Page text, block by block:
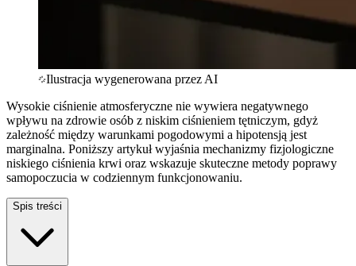
Ilustracja wygenerowana przez AI
Wysokie ciśnienie atmosferyczne nie wywiera negatywnego
wpływu na zdrowie osób z niskim ciśnieniem tętniczym, gdyż
zależność między warunkami pogodowymi a hipotensją jest
marginalna. Poniższy artykuł wyjaśnia mechanizmy fizjologiczne
niskiego ciśnienia krwi oraz wskazuje skuteczne metody poprawy
samopoczucia w codziennym funkcjonowaniu.
Spis treści